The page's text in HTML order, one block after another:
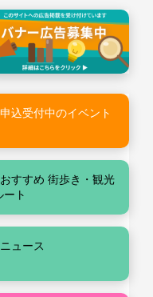
申込受付中のイベント
おすすめ 街歩き・観光
ート
ニュース